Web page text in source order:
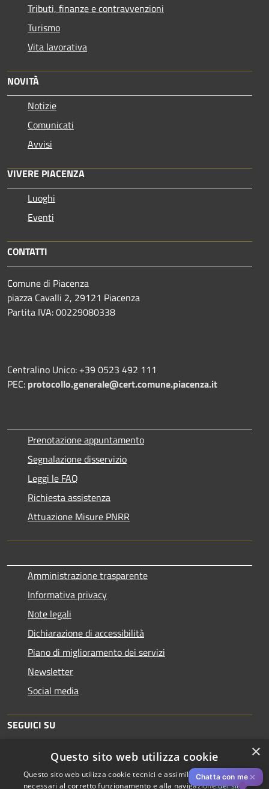
Tributi, finanze e contravvenzioni
Turismo
Vita lavorativa
NOVITÀ
Notizie
Comunicati
Avvisi
VIVERE PIACENZA
Luoghi
Eventi
CONTATTI
Comune di Piacenza
piazza Cavalli 2, 29121 Piacenza
Partita IVA: 00229080338
Centralino Unico: +39 0523 492 111
PEC: protocollo.generale@cert.comune.piacenza.it
Prenotazione appuntamento
Segnalazione disservizio
Leggi le FAQ
Richiesta assistenza
Attuazione Misure PNRR
Amministrazione trasparente
Informativa privacy
Note legali
Dichiarazione di accessibilità
Piano di miglioramento dei servizi
Newsletter
Social media
SEGUICI SU
Chatta con me ✕
×
Questo sito web utilizza cookie
Questo sito web utilizza cookie tecnici e assimilati strettamente
necessari al corretto funzionamento e alla navigazione del sito,